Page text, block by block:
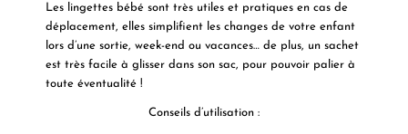
Les lingettes bébé sont très utiles et pratiques en cas de
déplacement, elles simplifient les changes de votre enfant
lors d’une sortie, week-end ou vacances… de plus, un sachet
est très facile à glisser dans son sac, pour pouvoir palier à
toute éventualité !
Conseils d’utilisation :